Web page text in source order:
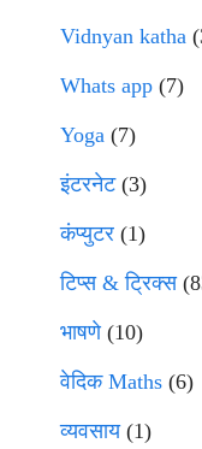
Vidnyan katha
Whats app (7)
Yoga (7)
इंटरनेट(3)
कंप्युटर (1)
टिप्स & ट्रिक्स
भाषणे(10)
वेदिक Maths (6)
व्यवसाय(1)